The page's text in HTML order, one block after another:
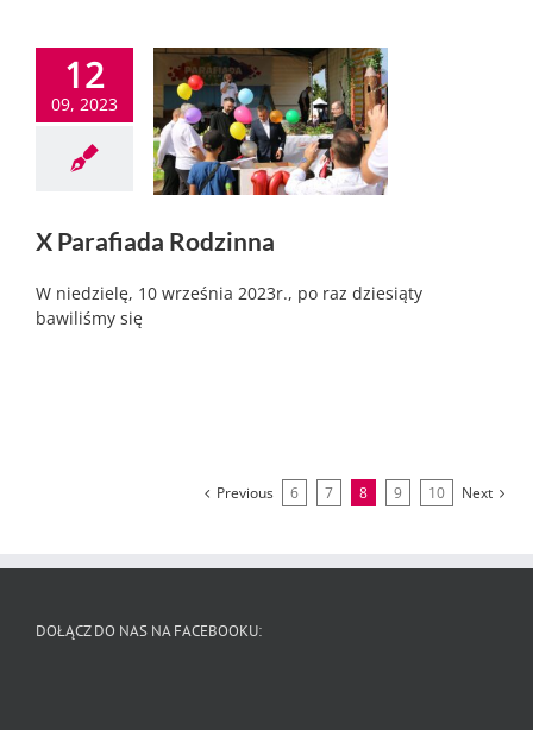
12
09, 2023
X Parafiada Rodzinna
W niedzielę, 10 września 2023r., po raz dziesiąty
bawiliśmy się
Previous 6 7 8 9 10 Next
DOŁĄCZ DO NAS NA FACEBOOKU: